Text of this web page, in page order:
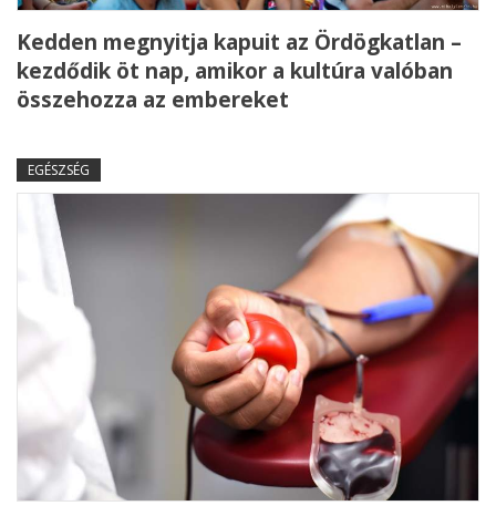
Kedden megnyitja kapuit az Ördögkatlan –
kezdődik öt nap, amikor a kultúra valóban
összehozza az embereket
EGÉSZSÉG